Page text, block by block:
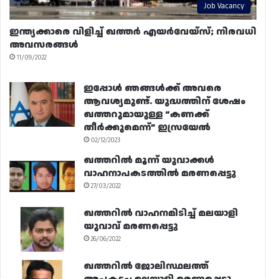
Job Vacancy
ഇന്ത്യക്കാരെ വിളിച്ച് ഖത്തർ എയർവേയ്‌സ്; നിരവധി
അവസരങ്ങൾ
11/09/2022
ഇപ്പോൾ ഞങ്ങൾക്ക് അവരെ
ആവശ്യമുണ്ട്. യുദ്ധത്തിന് ശേഷം
ഖത്തറുമായുള്ള “കണക്ക്
തീർക്കുമെന്ന്” ഇസ്രയേൽ
02/12/2023
ഖത്തറിൽ മൂന്ന് യുവാക്കൾ
വാഹനാപകടത്തിൽ മരണപ്പെട്ടു
27/03/2022
ഖത്തറിൽ വാഹനമിടിച്ച് മലയാളി
യുവാവ് മരണപ്പെട്ടു
26/06/2022
ഖത്തറിൽ ജോലിസ്ഥലത്ത്